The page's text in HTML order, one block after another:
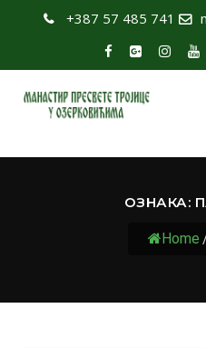
+387 57 485 741
ОЗНАКА:
Home